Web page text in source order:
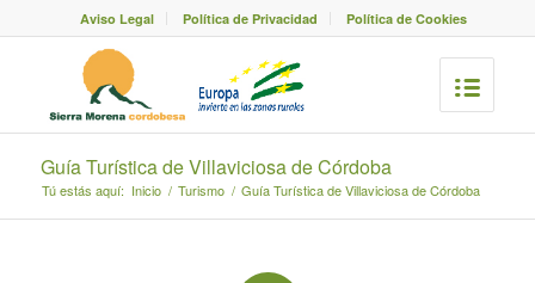
Aviso Legal Política de Privacidad Política de Cookies
Guía Turística de Villaviciosa de Córdoba
Tú estás aquí: Inicio / Turismo / Guía Turística de Villaviciosa de Córdoba